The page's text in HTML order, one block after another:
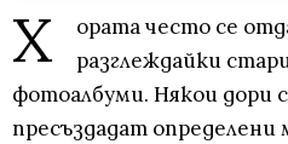
Х
ората често се
разглеждайки
фотоалбуми. Някои дори
пресъздадат